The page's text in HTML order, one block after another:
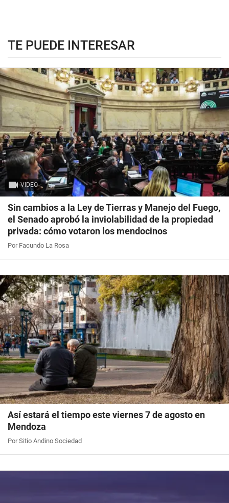
TE PUEDE INTERESAR
VIDEO
Sin cambios a la Ley de Tierras y Manejo del Fuego,
el Senado aprobó la inviolabilidad de la propiedad
privada: cómo votaron los mendocinos
Por Facundo La Rosa
Así estará el tiempo este viernes 7 de agosto en
Mendoza
Por Sitio Andino Sociedad